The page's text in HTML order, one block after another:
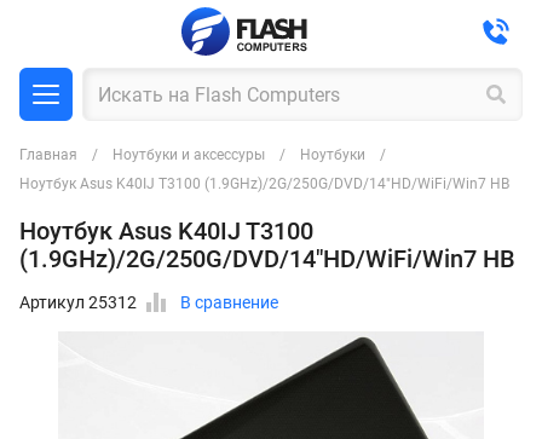
Главная Ноутбуки и аксессуры
Ноутбуки
Ноутбук Asus K40IJ T3100 (1.9GHz)/2G/250G/DVD/14"HD/WiFi/Win7 HB
Ноутбук Asus K40IJ T3100
(1.9GHz)/2G/250G/DVD/14"HD/WiFi/Win7 HB
Артикул 25312 В сравнение